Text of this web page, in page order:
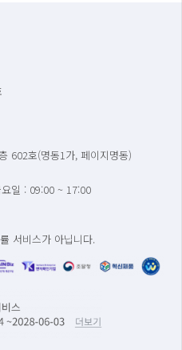
602호(명동1가, 페이지명동)
일 : 09:00 ~ 17:00
서비스가 아닙니다.